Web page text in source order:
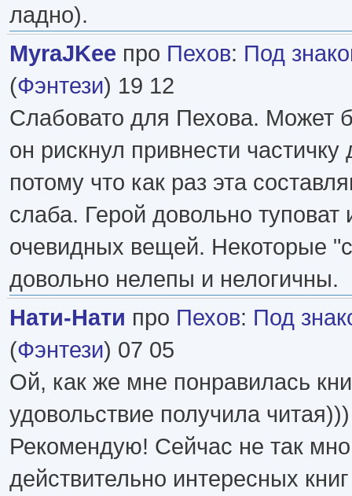
ладно).
MyraJKee про Пехов: Под
(Фэнтези) 19 12
Слабовато для Пехова. Может
он рискнул привнести частичку
потому что как раз эта
слаба. Герой довольно туповат
очевидных вещей. Некоторые
довольно нелепы и нелогичны.
Нати-Нати про Пехов: Под
(Фэнтези) 07 05
Ой, как же мне понравилась
удовольствие получила читая)))
Рекомендую! Сейчас не так
действительно интересных